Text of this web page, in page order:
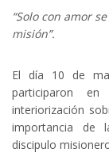
“Solo con amor
misión”.
El día 10 de
participaron
interiorización
importancia de
discipulo